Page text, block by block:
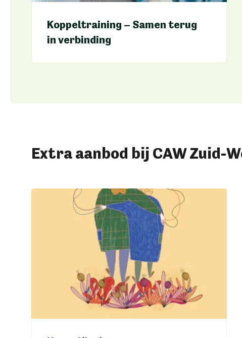
Koppeltraining – Samen terug
in verbinding
Extra aanbod bij CAW Zuid-